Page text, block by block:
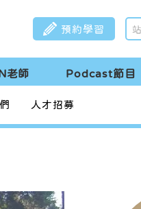
預約學習
老師 Podcast節目
人才招募